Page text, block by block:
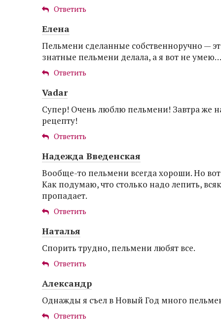
Ответить
Елена
Пельмени сделанные собственноручно —
знатные пельмени делала, а я вот не
Ответить
Vadar
Супер! Очень люблю пельмени! Завтра же
рецепту!
Ответить
Надежда Введенская
Вообще-то пельмени всегда хороши. Но
Как подумаю, что столько надо лепить,
пропадает.
Ответить
Наталья
Спорить трудно, пельмени любят все.
Ответить
Александр
Однажды я съел в Новый Год много
Ответить